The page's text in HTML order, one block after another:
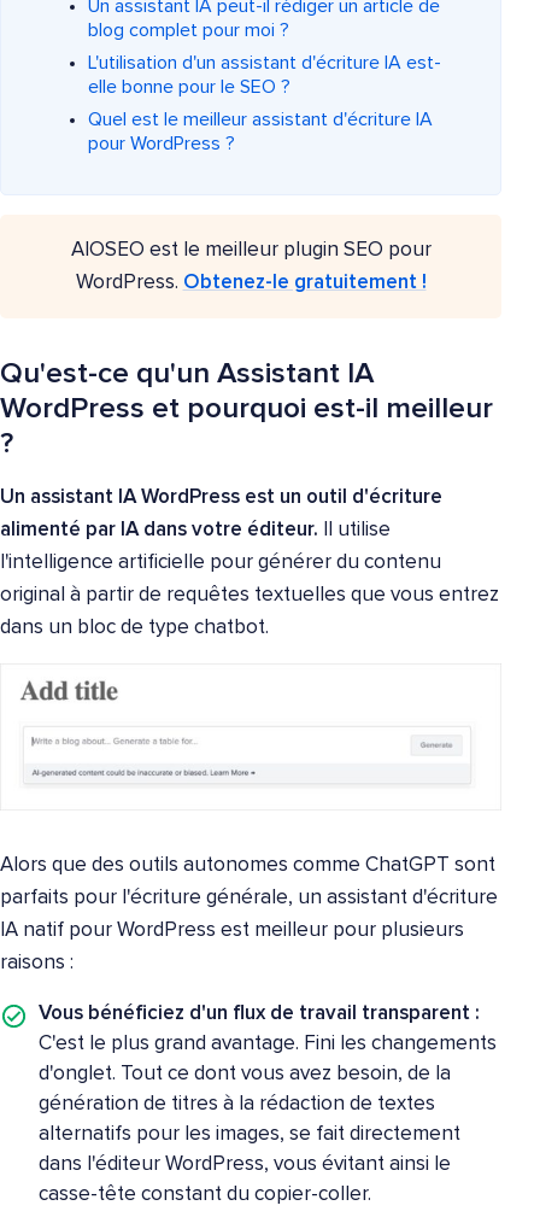
Un assistant IA peut-il rédiger un article de
blog complet pour moi ?
L'utilisation d'un assistant d'écriture IA est-
elle bonne pour le SEO ?
Quel est le meilleur assistant d'écriture IA
pour WordPress ?
AIOSEO est le meilleur plugin SEO pour
WordPress. Obtenez-le gratuitement !
Qu'est-ce qu'un Assistant IA
WordPress et pourquoi est-il meilleur
?
Un assistant IA WordPress est un outil d'écriture
alimenté par IA dans votre éditeur.
Il utilise
l'intelligence artificielle pour générer du contenu
original à partir de requêtes textuelles que vous entrez
dans un bloc de type chatbot.
Alors que des outils autonomes comme ChatGPT sont
parfaits pour l'écriture générale, un assistant d'écriture
IA natif pour WordPress est meilleur pour plusieurs
raisons :
Vous bénéficiez d'un flux de travail transparent :
C'est le plus grand avantage. Fini les changements
d'onglet. Tout ce dont vous avez besoin, de la
génération de titres à la rédaction de textes
alternatifs pour les images, se fait directement
dans l'éditeur WordPress, vous évitant ainsi le
casse-tête constant du copier-coller.